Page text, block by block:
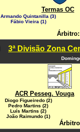
Termas OC
Armando Quintanilla (3)
Fábio Vieira (1)
3ª Divisão Zona
ACR Pesseg. Vouga
Diogo Figueiredo (2)
Pedro Martins (2)
Luís Martins (2)
João Raimundo (1)